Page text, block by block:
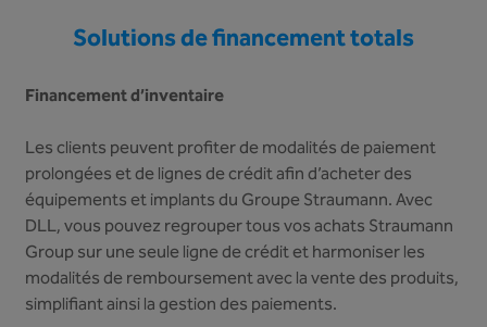
Solutions de financement totals
Financement d’inventaire
Les clients peuvent profiter de modalités de paiement
prolongées et de lignes de crédit afin d’acheter des
équipements et implants du Groupe Straumann. Avec
DLL, vous pouvez regrouper tous vos achats Straumann
Group sur une seule ligne de crédit et harmoniser les
modalités de remboursement avec la vente des produits,
simplifiant ainsi la gestion des paiements.